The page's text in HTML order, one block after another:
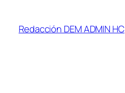
contenido
Redacción DEM ADMIN HC